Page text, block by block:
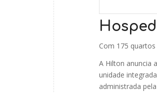
Com 175
A Hilton anuncia
unidade
administrada